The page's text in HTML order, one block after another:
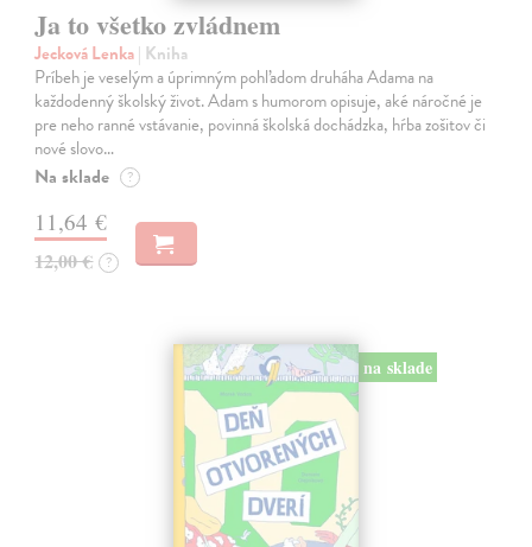
Ja to všetko zvládnem
Jecková Lenka| Kniha
Príbeh je veselým a úprimným pohľadom druháha Adama na
každodenný školský život. Adam s humorom opisuje, aké náročné je
pre neho ranné vstávanie, povinná školská dochádzka, hŕba zošitov či
nové slovo…
Na sklade ?
11,64 €
12,00 € ?
na sklade